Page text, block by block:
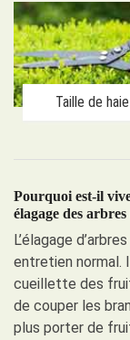
Taille de
Pourquoi est-il
élagage des
L’élagage
entretien normal.
cueillette des
de couper les
plus porter de